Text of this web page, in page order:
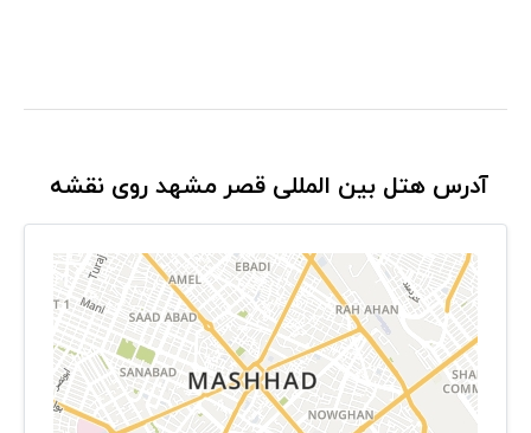
آدرس هتل بین المللی قصر مشهد روی نقشه